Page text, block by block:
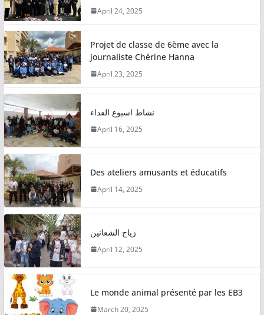
April 24, 2025
Projet de classe de 6ème avec la
journaliste Chérine Hanna
April 23, 2025
نشاط اسبوع الفداء
April 16, 2025
Des ateliers amusants et éducatifs
April 14, 2025
زياح الشعانين
April 12, 2025
Le monde animal présenté par les EB3
March 20, 2025